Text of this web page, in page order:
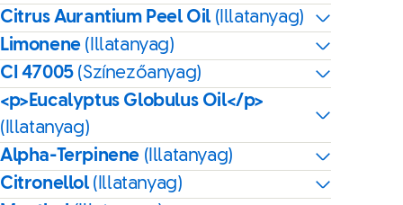
Citrus Aurantium Peel Oil (Illatanyag)
Limonene (Illatanyag)
CI 47005 (Színezőanyag)
<p>Eucalyptus Globulus Oil</p>
(Illatanyag)
Alpha-Terpinene (Illatanyag)
Citronellol(Illatanyag)